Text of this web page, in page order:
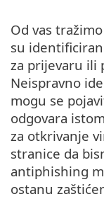
Od vas
su
za prijevaru ili
Neispravno
mogu se
odgovara
za otkrivanje
stranice da
antiphishing
ostanu